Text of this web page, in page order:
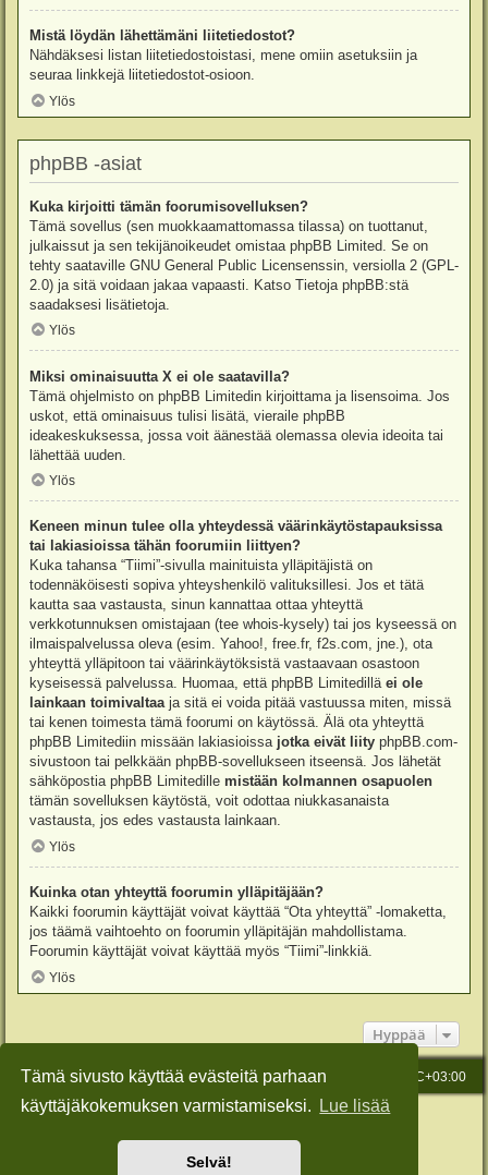
Tämä sivusto käyttää evästeitä parhaan
käyttäjäkokemuksen varmistamiseksi.
Lue lisää
Selvä!
Mistä löydän lähettämäni liitetiedostot?
Nähdäksesi listan liitetiedostoistasi, mene omiin asetuksiin ja
seuraa linkkejä liitetiedostot-osioon.
Ylös
phpBB -asiat
Kuka kirjoitti tämän foorumisovelluksen?
Tämä sovellus (sen muokkaamattomassa tilassa) on tuottanut,
julkaissut ja sen tekijänoikeudet omistaa phpBB Limited . Se on
tehty saataville GNU General Public Licensenssin, versiolla 2 (GPL-
2.0) ja sitä voidaan jakaa vapaasti. Katso Tietoja phpBB:stä
saadaksesi lisätietoja.
Ylös
Miksi ominaisuutta X ei ole saatavilla?
Tämä ohjelmisto on phpBB Limitedin kirjoittama ja lisensoima. Jos
uskot, että ominaisuus tulisi lisätä, vieraile phpBB
ideakeskuksessa , jossa voit äänestää olemassa olevia ideoita tai
lähettää uuden.
Ylös
Keneen minun tulee olla yhteydessä väärinkäytöstapauksissa
tai lakiasioissa tähän foorumiin liittyen?
Kuka tahansa “Tiimi”-sivulla mainituista ylläpitäjistä on
todennäköisesti sopiva yhteyshenkilö valituksillesi. Jos et tätä
kautta saa vastausta, sinun kannattaa ottaa yhteyttä
verkkotunnuksen omistajaan (tee whois-kysely) tai jos kyseessä on
ilmaispalvelussa oleva (esim. Yahoo!, free.fr, f2s.com, jne.), ota
yhteyttä ylläpitoon tai väärinkäytöksistä vastaavaan osastoon
kyseisessä palvelussa. Huomaa, että phpBB Limitedillä ei ole
lainkaan toimivaltaaja sitä ei voida pitää vastuussa miten, missä
tai kenen toimesta tämä foorumi on käytössä. Älä ota yhteyttä
phpBB Limitediin missään lakiasioissa jotka eivät liity phpBB.com-
sivustoon tai pelkkään phpBB-sovellukseen itseensä. Jos lähetät
sähköpostia phpBB Limitedille mistään kolmannen osapuolen
tämän sovelluksen käytöstä, voit odottaa niukkasanaista
vastausta, jos edes vastausta lainkaan.
Ylös
Kuinka otan yhteyttä foorumin ylläpitäjään?
Kaikki foorumin käyttäjät voivat käyttää “Ota yhteyttä” -lomaketta,
jos täämä vaihtoehto on foorumin ylläpitäjän mahdollistama.
Foorumin käyttäjät voivat käyttää myös “Tiimi”-linkkiä.
Ylös
Hyppää
Etusivu Kaikki ajat ovat UTC+03:00
Viesti Ylläpidolle
Keskustelufoorumin ohjelmistophpBB® Forum Software © phpBB Limited